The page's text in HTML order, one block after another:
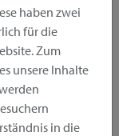
haben zwei
für die
Zum
unsere Inhalte
in die